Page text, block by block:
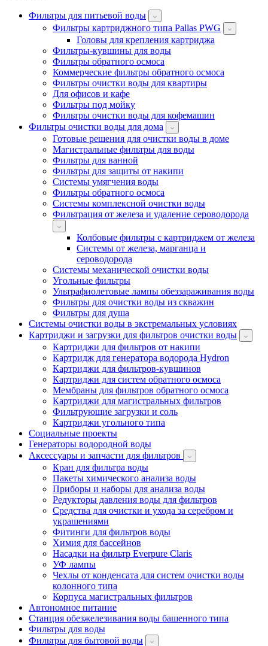
Фильтры для питьевой воды
Фильтры картриджного типа Pallas PWG
Головы для крепления картриджа
Фильтры-кувшины для воды
Фильтры обратного осмоса
Коммерческие фильтры обратного осмоса
Фильтры очистки воды для квартиры
Для офисов и кафе
Фильтры под мойку
Фильтры очистки воды для кофемашин
Фильтры очистки воды для дома
Готовые решения для очистки воды в доме
Магистральные фильтры для воды
Фильтры для ванной
Фильтры для защиты от накипи
Системы умягчения воды
Фильтры обратного осмоса
Системы комплексной очистки воды
Фильтрация от железа и удаление сероводорода
Колбовые фильтры с картриджем от железа
Системы от железа, марганца и
сероводорода
Системы механической очистки воды
Угольные фильтры
Ультрафиолетовые лампы обеззараживания воды
Фильтры для очистки воды из скважин
Фильтры для душа
Системы очистки воды в экстремальных условиях
Картриджи и загрузки для фильтров очистки воды
Картриджи для фильтров от накипи
Картридж для генератора водорода Hydron
Картриджи для фильтров-кувшинов
Картриджи для систем обратного осмоса
Мембраны для фильтров обратного осмоса
Картриджи для магистральных фильтров
Фильтрующие загрузки и соль
Картриджи угольного типа
Социальные проекты
Генераторы водородной воды
Аксессуары и запчасти для фильтров
Кран для фильтра воды
Пакеты химического анализа воды
Приборы и наборы для анализа воды
Редукторы давления воды для фильтров
Средства для очистки и ухода за серебром и
украшениями
Фитинги для фильтров воды
Химия для бассейнов
Насадки на фильтр Everpure Claris
УФ лампы
Чехлы от конденсата для систем очистки воды
колонного типа
Корпуса магистральных фильтров
Автономное питание
Станция обезжелезивания воды башенного типа
Фильтры для воды
Фильтры для бытовой воды